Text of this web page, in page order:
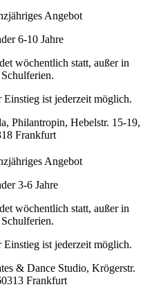
Angebot
6-10 Jahre
wöchentlich statt, außer in
Einstieg ist jederzeit möglich.
Philantropin, Hebelstr. 15-19,
Frankfurt
Angebot
3-6 Jahre
wöchentlich statt, außer in
Einstieg ist jederzeit möglich.
& Dance Studio, Krögerstr.
Frankfurt